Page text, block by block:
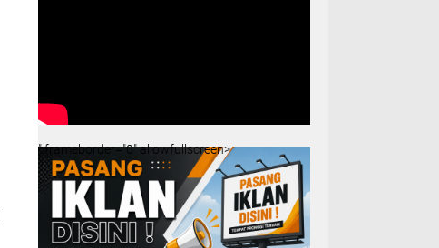
" frameborder="0" allowfullscreen>